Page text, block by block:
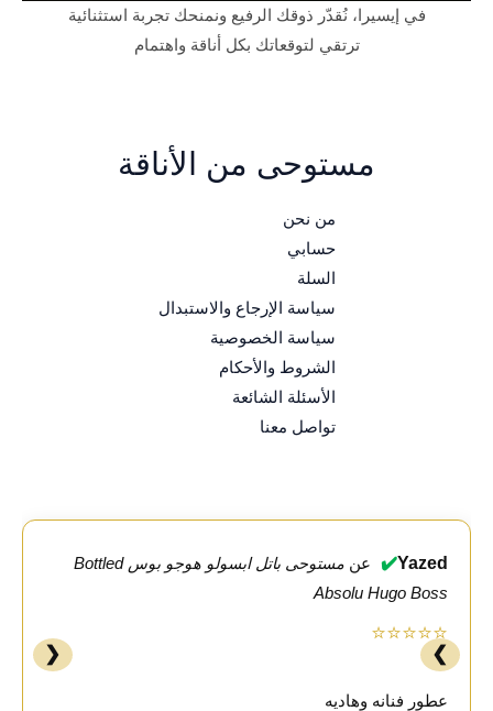
في إيسيرا، نُقدّر ذوقك الرفيع ونمنحك تجربة استثنائية
ترتقي لتوقعاتك بكل أناقة واهتمام
مستوحى من الأناقة
من نحن
حسابي
السلة
سياسة الإرجاع والاستبدال
سياسة الخصوصية
الشروط والأحكام
الأسئلة الشائعة
تواصل معنا
Yazed
✔️ عن
مستوحى باتل ابسولو هوجو بوس Bottled
Absolu Hugo Boss
⭐⭐⭐⭐⭐
عطور فنانه وهاديه
❮ ❯